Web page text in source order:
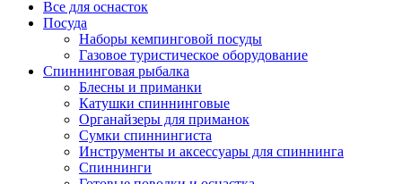
Все для оснасток
Посуда
Наборы кемпинговой посуды
Газовое туристическое оборудование
Спиннинговая рыбалка
Блесны и приманки
Катушки спиннинговые
Органайзеры для приманок
Сумки спиннингиста
Инструменты и аксессуары для спиннинга
Спиннинги